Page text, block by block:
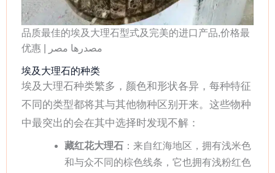
品质最佳的埃及大理石型式及完美的进口产品,价格最
优惠 | مصدرها مصر
埃及大理石的种类
埃及大理石种类繁多，颜色和形状各异，每种特征
不同的类型都将其与其他物种区别开来。这些物种
中最突出的会在其中选择时发现不解：
藏红花大理石：来自红海地区，拥有浅米色
和与众不同的棕色线条，它也拥有浅粉红色